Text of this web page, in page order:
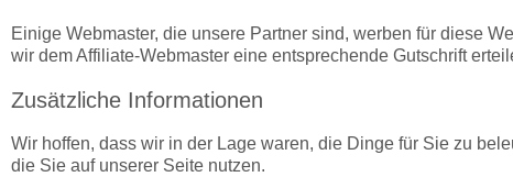
Einige Webmaster, die unsere Partner sind, werben für diese
wir dem Affiliate-Webmaster eine entsprechende Gutschrift
Zusätzliche Informationen
Wir hoffen, dass wir in der Lage waren, die Dinge für Sie zu
die Sie auf unserer Seite nutzen.